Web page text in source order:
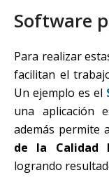
Software
Para realizar
facilitan el
Un ejemplo es el
una aplicación
además permite
de la Calidad
logrando